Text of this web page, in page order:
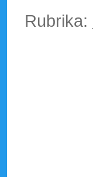
Rubrika: